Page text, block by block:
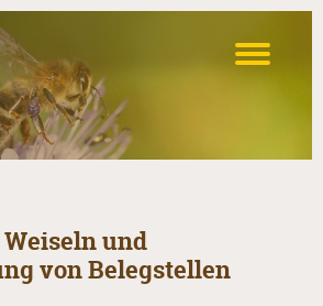
und
von Belegstellen